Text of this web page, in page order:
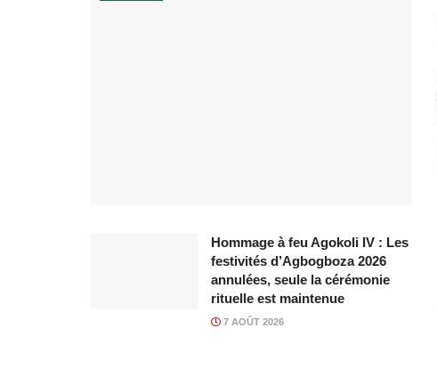
Hommage à feu Agokoli IV : Les
festivités d’Agbogboza 2026
annulées, seule la cérémonie
rituelle est maintenue
7 AOÛT 2026